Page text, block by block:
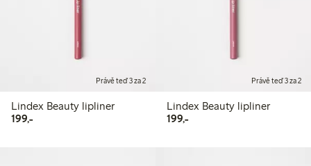
Právě teď 3 za 2
Lindex Beauty lipliner
199,-199,00 Kč
Právě teď 3 za 2
Lindex Beauty lipliner
199,-199,00 Kč